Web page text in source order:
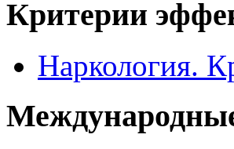
Критерии
Наркология.